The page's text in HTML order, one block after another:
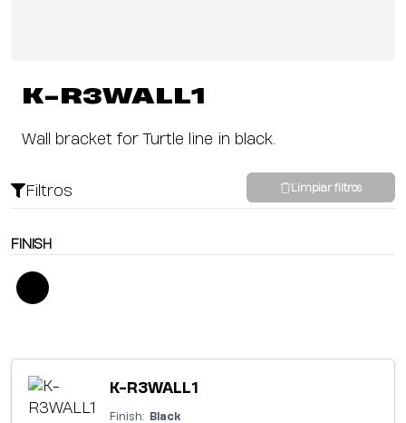
K-R3WALL1
Wall bracket for Turtle line in black.
Filtros Limpiar filtros
FINISH
K-R3WALL1
Finish: Black